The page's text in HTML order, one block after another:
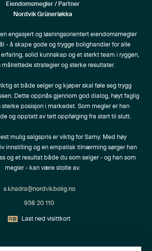
Eiendomsmegler / Partner
Nordvik Grünerløkka
engasjert og løsningsorientert eiendomsmegler
- å skape gode og trygge bolighandler for alle
solid kunnskap og et sterkt team i ryggen,
målrettede strategier og sterke resultater.
at både selger og kjøper skal føle seg trygg
Dette oppnås gjennom god dialog, høyt faglig
sterke posisjon i markedet. Som megler er han
og opptatt av tett oppfølging fra start til slutt.
mulig salgspris er viktig for Samy. Med høy
innstilling og en empatisk tilnærming sørger han
og et resultat både du som selger - og han som
megler - kan være stolte av.
s.khadra@nordvikbolig.no
958 20 110
Last ned visittkort